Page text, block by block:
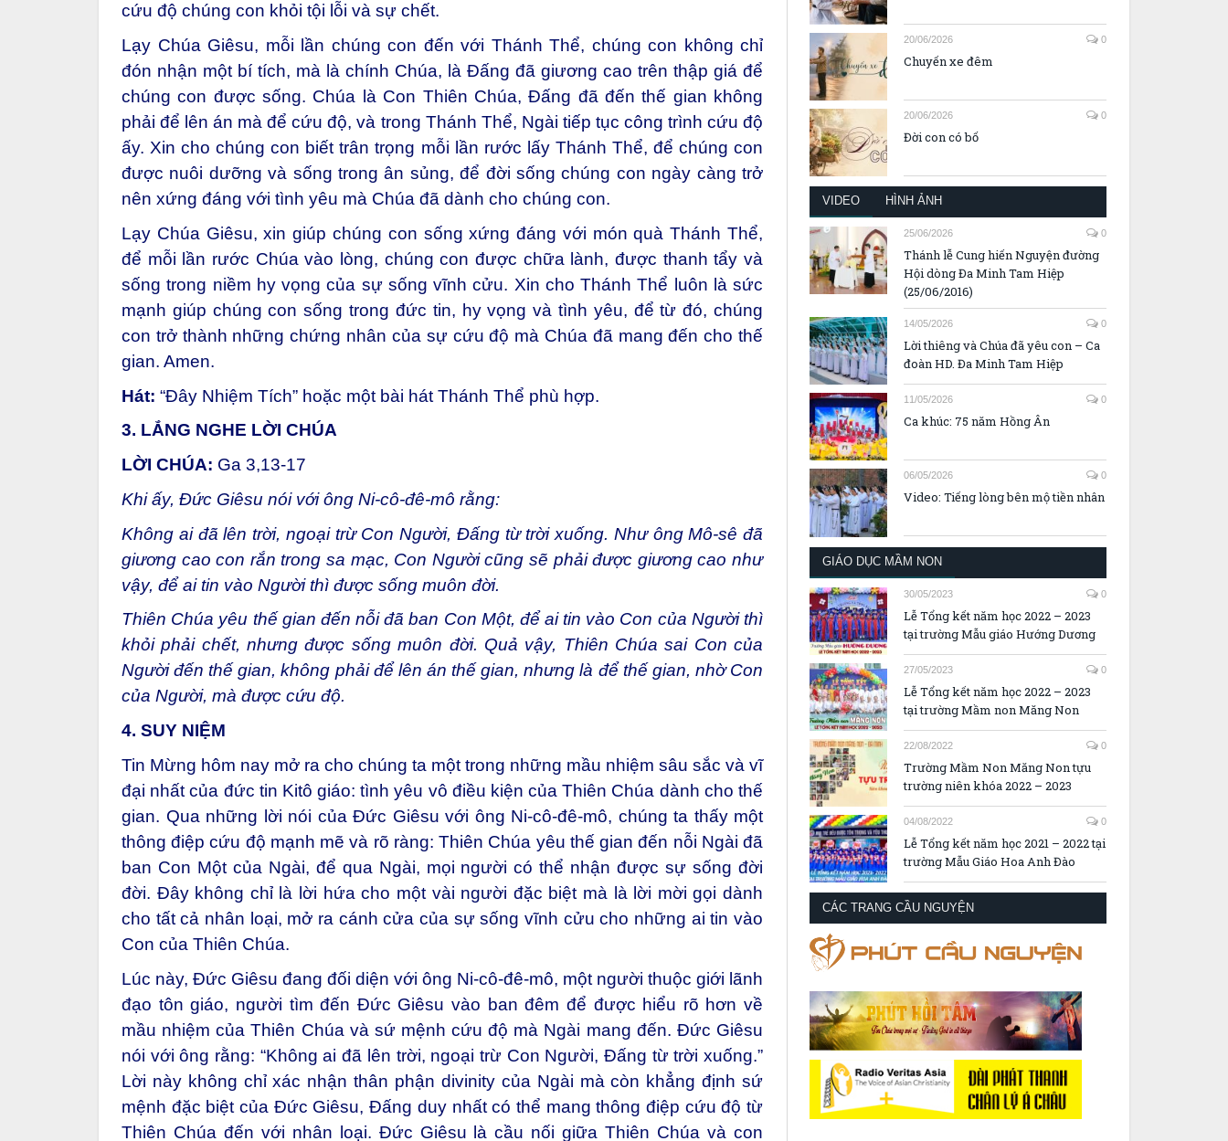
cứu độ chúng con khỏi tội lỗi và sự chết.
Lạy Chúa Giêsu, mỗi lần chúng con đến với Thánh Thể, chúng con không chỉ
đón nhận một bí tích, mà là chính Chúa, là Đấng đã giương cao trên thập giá để
chúng con được sống. Chúa là Con Thiên Chúa, Đấng đã đến thế gian không
phải để lên án mà để cứu độ, và trong Thánh Thể, Ngài tiếp tục công trình cứu độ
ấy. Xin cho chúng con biết trân trọng mỗi lần rước lấy Thánh Thể, để chúng con
được nuôi dưỡng và sống trong ân sủng, để đời sống chúng con ngày càng trở
nên xứng đáng với tình yêu mà Chúa đã dành cho chúng con.
Lạy Chúa Giêsu, xin giúp chúng con sống xứng đáng với món quà Thánh Thể,
để mỗi lần rước Chúa vào lòng, chúng con được chữa lành, được thanh tẩy và
sống trong niềm hy vọng của sự sống vĩnh cửu. Xin cho Thánh Thể luôn là sức
mạnh giúp chúng con sống trong đức tin, hy vọng và tình yêu, để từ đó, chúng
con trở thành những chứng nhân của sự cứu độ mà Chúa đã mang đến cho thế
gian. Amen.
Hát: “Đây Nhiệm Tích” hoặc một bài hát Thánh Thể phù hợp.
3. LẮNG NGHE LỜI CHÚA
LỜI CHÚA: Ga 3,13-17
Khi ấy, Đức Giêsu nói với ông Ni-cô-đê-mô rằng:
Không ai đã lên trời, ngoại trừ Con Người, Đấng từ trời xuống. Như ông Mô-sê đã
giương cao con rắn trong sa mạc, Con Người cũng sẽ phải được giương cao như
vậy, để ai tin vào Người thì được sống muôn đời.
Thiên Chúa yêu thế gian đến nỗi đã ban Con Một, để ai tin vào Con của Người thì
khỏi phải chết, nhưng được sống muôn đời. Quả vậy, Thiên Chúa sai Con của
Người đến thế gian, không phải để lên án thế gian, nhưng là để thế gian, nhờ Con
của Người, mà được cứu độ.
4. SUY NIỆM
Tin Mừng hôm nay mở ra cho chúng ta một trong những mầu nhiệm sâu sắc và vĩ
đại nhất của đức tin Kitô giáo: tình yêu vô điều kiện của Thiên Chúa dành cho thế
gian. Qua những lời nói của Đức Giêsu với ông Ni-cô-đê-mô, chúng ta thấy một
thông điệp cứu độ mạnh mẽ và rõ ràng: Thiên Chúa yêu thế gian đến nỗi Ngài đã
ban Con Một của Ngài, để qua Ngài, mọi người có thể nhận được sự sống đời
đời. Đây không chỉ là lời hứa cho một vài người đặc biệt mà là lời mời gọi dành
cho tất cả nhân loại, mở ra cánh cửa của sự sống vĩnh cửu cho những ai tin vào
Con của Thiên Chúa.
Lúc này, Đức Giêsu đang đối diện với ông Ni-cô-đê-mô, một người thuộc giới lãnh
đạo tôn giáo, người tìm đến Đức Giêsu vào ban đêm để được hiểu rõ hơn về
mầu nhiệm của Thiên Chúa và sứ mệnh cứu độ mà Ngài mang đến. Đức Giêsu
nói với ông rằng: “Không ai đã lên trời, ngoại trừ Con Người, Đấng từ trời xuống.”
Lời này không chỉ xác nhận thân phận divinity của Ngài mà còn khẳng định sứ
mệnh đặc biệt của Đức Giêsu, Đấng duy nhất có thể mang thông điệp cứu độ từ
Thiên Chúa đến với nhân loại. Đức Giêsu là cầu nối giữa Thiên Chúa và con
20/06/2026 0
Chuyến xe đêm
20/06/2026 0
Đời con có bố
VIDEO HÌNH ẢNH
25/06/2026 0
Thánh lễ Cung hiến Nguyện đường
Hội dòng Đa Minh Tam Hiệp
(25/06/2016)
14/05/2026 0
Lời thiêng và Chúa đã yêu con – Ca
đoàn HD. Đa Minh Tam Hiệp
11/05/2026 0
Ca khúc: 75 năm Hồng Ân
06/05/2026 0
Video: Tiếng lòng bên mộ tiền nhân
GIÁO DỤC MẦM NON
30/05/2023 0
Lễ Tổng kết năm học 2022 – 2023
tại trường Mẫu giáo Hướng Dương
27/05/2023 0
Lễ Tổng kết năm học 2022 – 2023
tại trường Mầm non Măng Non
22/08/2022 0
Trường Mầm Non Măng Non tựu
trường niên khóa 2022 – 2023
04/08/2022 0
Lễ Tổng kết năm học 2021 – 2022 tại
trường Mẫu Giáo Hoa Anh Đào
CÁC TRANG CẦU NGUYỆN